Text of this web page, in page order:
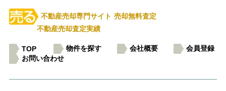
不動産売却専門サイト 売却無料査定
不動産売却査定実績
TOP 物件を探す 会社概要
会員登録
お問い合わせ